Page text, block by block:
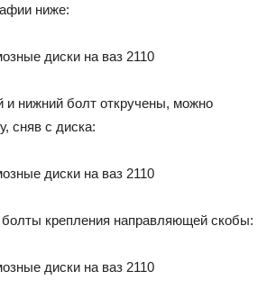
ниже:
и нижний болт откручены, можно
сняв с диска:
болты крепления направляющей скобы: